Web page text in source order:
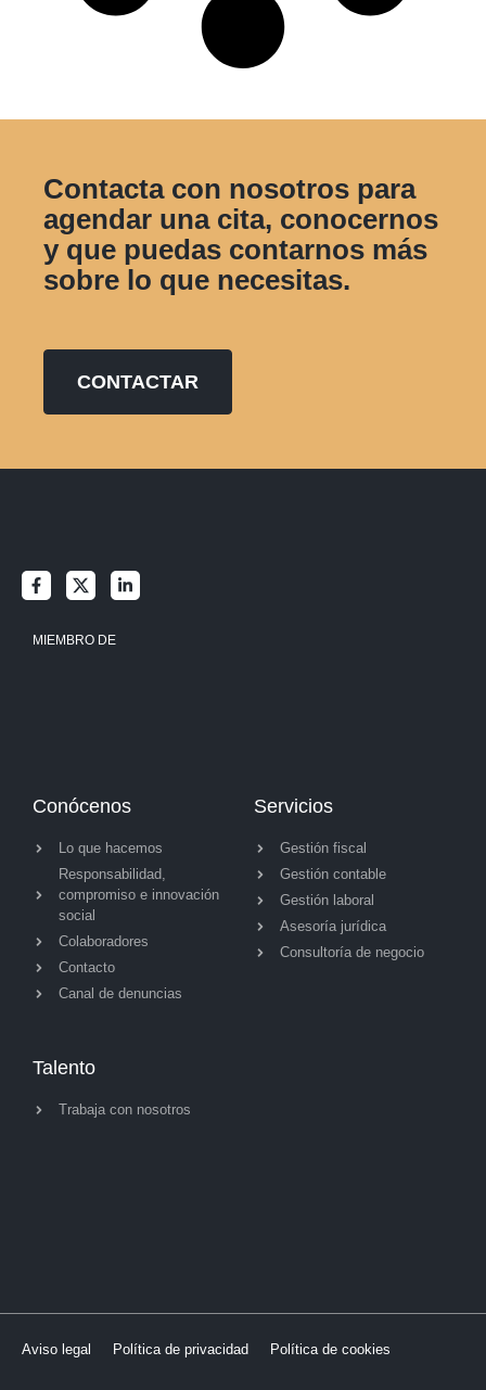
Contacta con nosotros para
agendar una cita, conocernos
y que puedas contarnos más
sobre lo que necesitas.
CONTACTAR
MIEMBRO DE
Conócenos
Lo que hacemos
Responsabilidad,
compromiso e innovación
social
Colaboradores
Contacto
Canal de denuncias
Servicios
Gestión fiscal
Gestión contable
Gestión laboral
Asesoría jurídica
Consultoría de negocio
Talento
Trabaja con nosotros
Aviso legal Política de privacidad Política de cookies